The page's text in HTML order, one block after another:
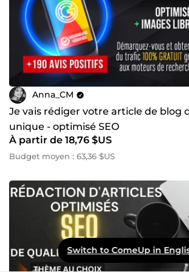
Anna_CM
Je vais rédiger votre article de blog
unique - optimisé SEO
À partir de 18,76 $US
Budget moyen : 63,36 $US
Switch to ComeUp in